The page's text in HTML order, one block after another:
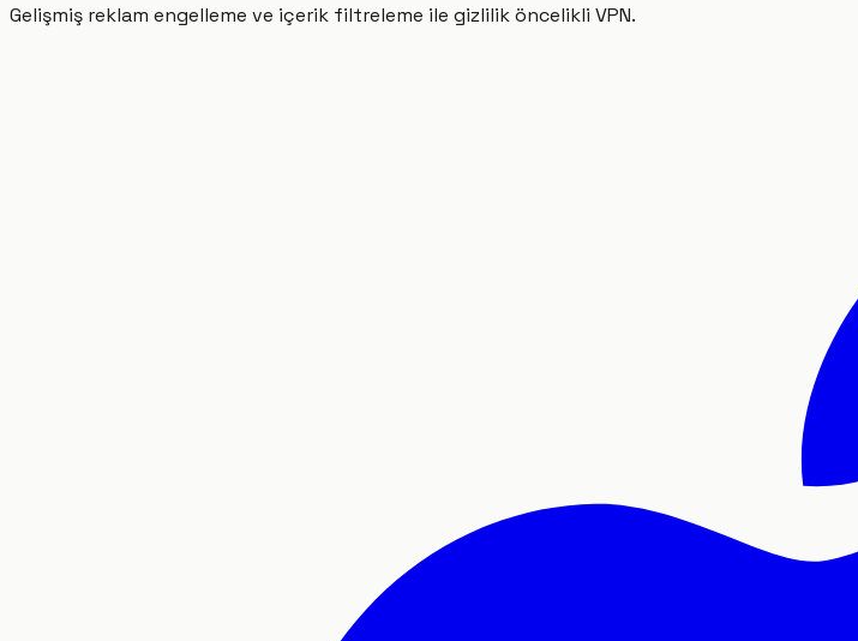
Gelişmiş reklam engelleme ve içerik filtreleme ile gizlilik öncelikli VPN.